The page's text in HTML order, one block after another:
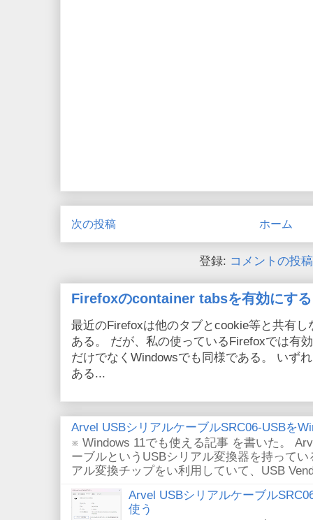
次の投稿 ホーム
登録: コメントの投
Firefoxのcontainer tabsを有効にする
最近のFirefoxは他のタブとcookie等と共有
ある。 だが、私の使っているFirefoxでは有
だけでなくWindowsでも同様である。 いず
ある...
Arvel USBシリアルケーブルSRC06-USBを
※ Windows 11でも使える記事 を書いた。
ーブルというUSBシリアル変換器を持って
アル変換チップをい利用していて、USB
Arvel USBシリアルケーブル
使う